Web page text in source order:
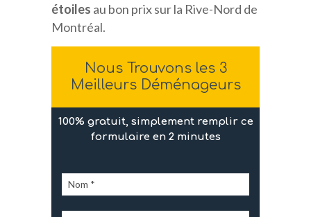
étoiles au bon prix sur la Rive-Nord de
Montréal.
Nous Trouvons les 3
Meilleurs Déménageurs
100% gratuit, simplement remplir ce
formulaire en 2 minutes